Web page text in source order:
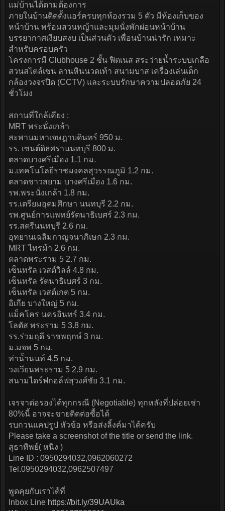
แม่บ้านได้ตามต้องการ
ภายในบ้านติดตั้งแอร์ครบทุกห้องรวม 5 ตัว มีห้องเก็บของ
หน้าบ้าน พร้อมสวนหญ้าและมุมนั่งพักผ่อนหน้าบ้าน
บรรยากาศเงียบสงบ เป็นส่วนตัว เพื่อนบ้านน่ารัก เหมาะ
สำหรับครอบครัว
โครงการมี Clubhouse 2 ชั้น ฟิตเนส สระว่ายน้ำระบบเกลือ
สวนสไตล์เซน ลานหินนวดเท้า สนามบาส เครื่องเล่นเด็ก
กล้องวงจรปิด (CCTV) และระบบรักษาความปลอดภัย 24
ชั่วโมง
สถานที่ใกล้เคียง :
MRT พระนั่งเกล้า
สะพานมหาเจษฎาบดินทร์ 950 ม.
รร. เซนต์ดิธศรานนทบุรี 800 ม.
ตลาดบางศรีเมือง 1.1 กม.
ม.เทคโนโลยีราชมงคลสุวรรณภูมิ 1.2 กม.
ตลาดชาวสยาม บางศรีเมือง 1.6 กม.
รพ.พระนั่งเกล้า 1.8 กม.
รร.เตรียมอุดมศึกษา นนทบุรี 2.2 กม.
รพ.ศูนย์การแพทย์รัตนาธิเบศร์ 2.3 กม.
รร.สตรีนนทบุรี 2.6 กม.
อุทยานเฉลิมกาญจนาภิเษก 2.3 กม.
MRT ไทรม้า 2.6 กม.
ตลาดพระราม 5 2.7 กม.
เซ็นทรัล เวสต์วิลล์ 4.8 กม.
เซ็นทรัล รัตนาธิเบศร์ 3 กม.
เซ็นทรัล เวสต์เกต 5 กม.
อิเกีย บางใหญ่ 5 กม.
แม็คโคร นครอินทร์ 3.4 กม.
โลตัส พระราม 5 3.8 กม.
รร.ร่วมฤดี ราชพฤกษ์ 3 กม.
ม.มจพ 5 กม.
ท่าน้ำนนท์ 4.5 กม.
วงเวียนพระราม 5 2.9 กม.
สนามไดร์ฟกอล์ฟสุวงศ์ชัย 3.1 กม.
เจรจาต่อรองได้ทุกกรณี (Negotiable) ทุกหลังที่ปล่อยเช่า
80%นี้ อาจจะขายติดต่อซื้อได้
รบกวนแคปรูป หัวข้อ หรือส่งลิ้งค์มาได้ครับ
Please take a screenshot of the title or send the link.
สุธาทิพย์( หนิง )
Line ID : 0950294032,0962060272
Tel.0950294032,0962507497
พูดคุยกับเราได้ที่
Inbox Line https://bit.ly/39UAUka